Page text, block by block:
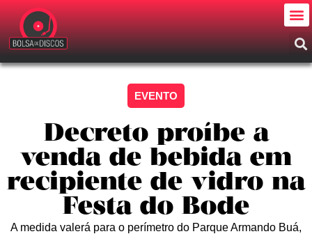
EVENTO
Decreto proíbe a
venda de bebida em
recipiente de vidro na
Festa do Bode
A medida valerá para o perímetro do Parque Armando Buá,